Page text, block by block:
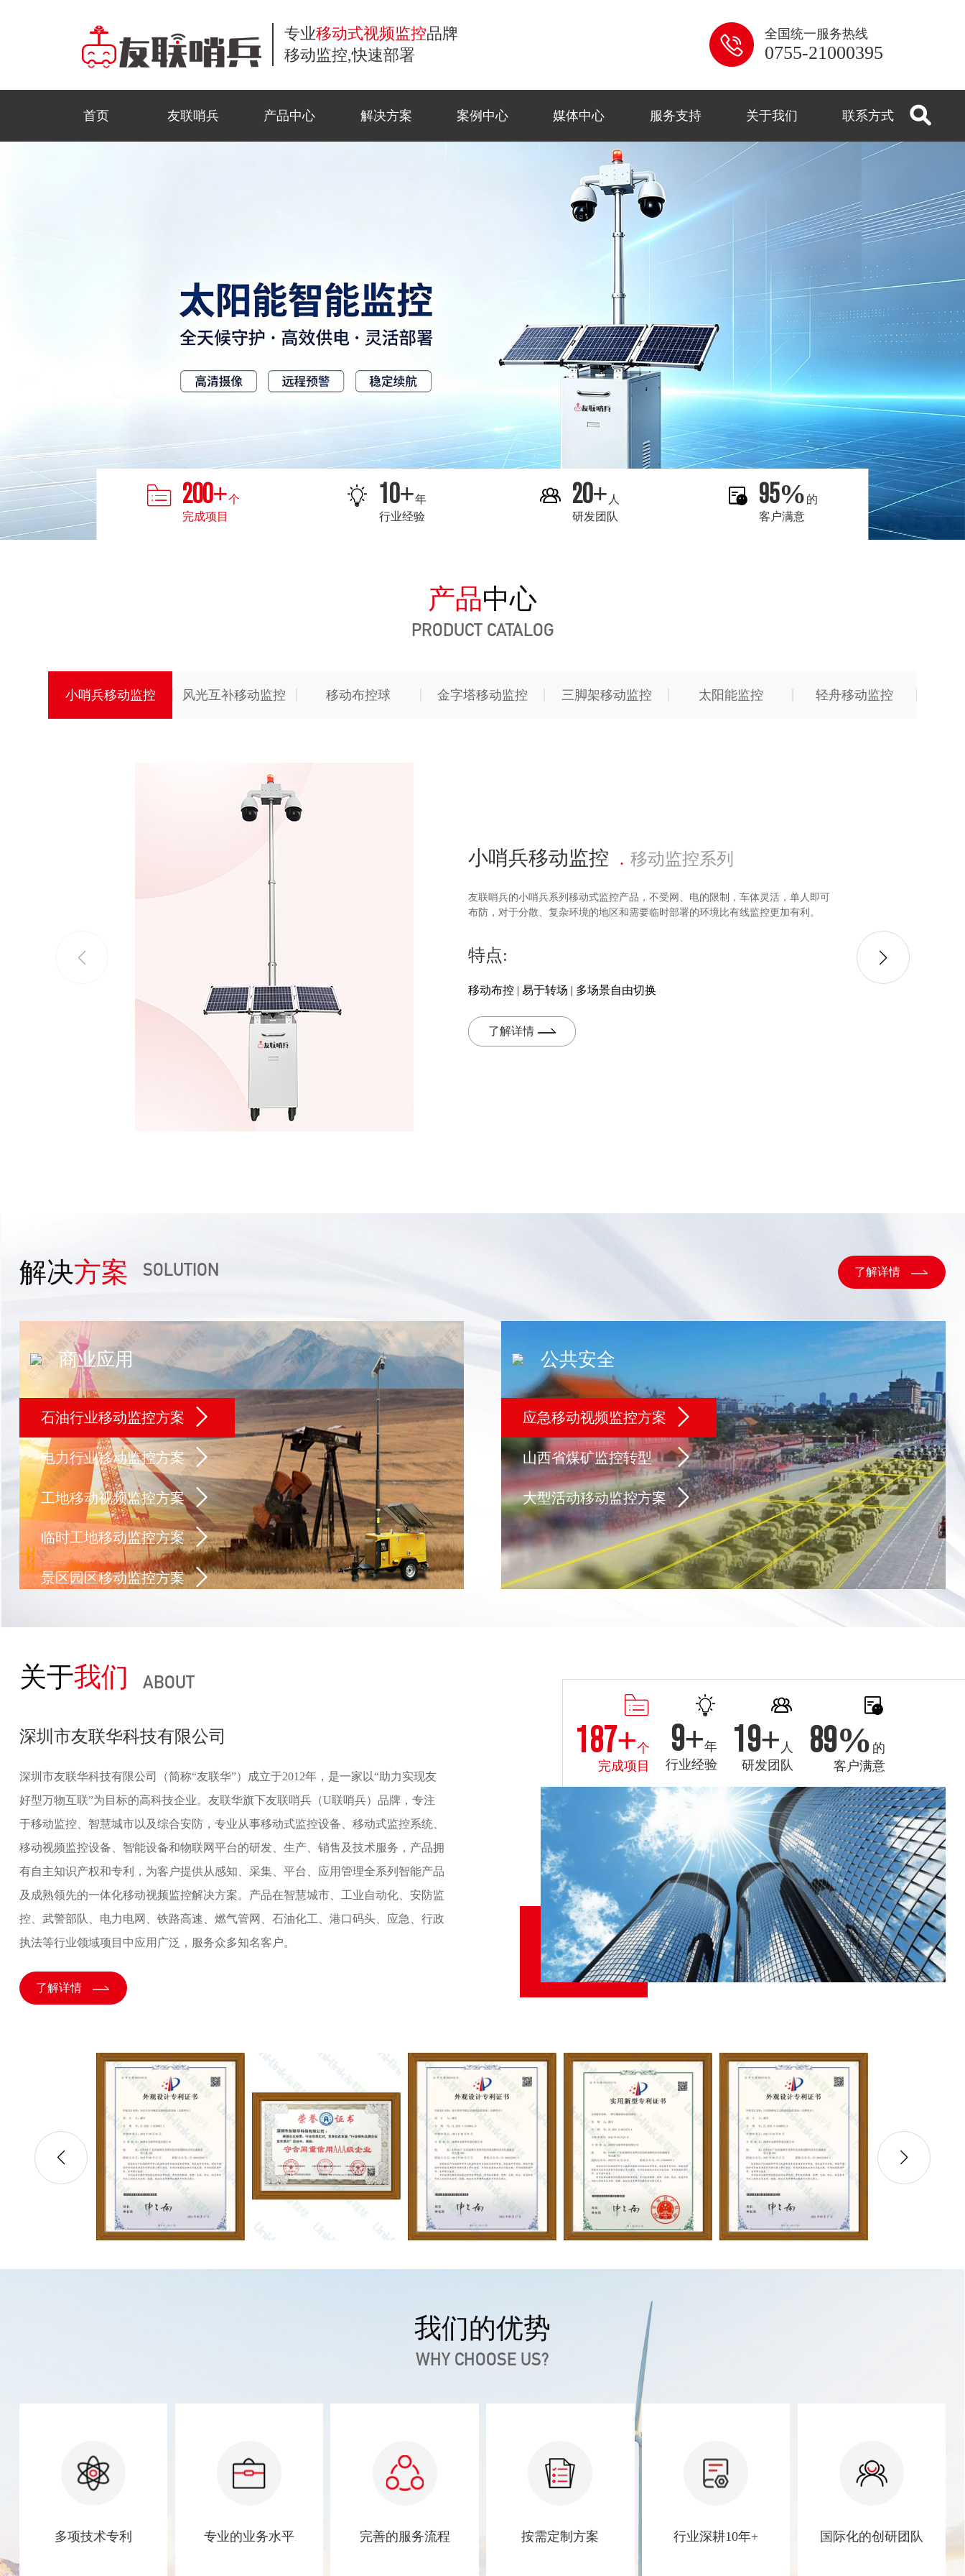
专业移动式视频监控品牌
移动监控,快速部署
全国统一服务热线
0755-21000395
首页 友联哨兵 产品中心
移动监控系列
小哨兵移动监控
三脚架移动监控
太阳能监控
轻舟移动监控
解决方案
商业应用
案例中心
工地监控
园区智测
媒体中心
公司新闻
服务支持
常见问题解答
关于我们 联系方式
联系方式
合作模式
200+个
完成项目
10+年
行业经验
20+ 人
研发团队
95% 的
客户满意
产品中心
PRODUCT CATALOG
小哨兵移动监控 风光互补移动监控 移动布控球 金字塔移动监控 三脚架移动监控 太阳能监控 轻舟移动监控
小哨兵移动监控 移动监控系列
友联哨兵的小哨兵系列移动式监控产品，不受网、电的限制，车体灵活，单人即可
布防，对于分散、复杂环境的地区和需要临时部署的环境比有线监控更加有利。
特点:
移动布控 | 易于转场 | 多场景自由切换
了解详情
解决方案 SOLUTION 了解详情
商业应用
石油行业移动监控方案
电力行业移动监控方案
工地移动视频监控方案
临时工地移动监控方案
景区园区移动监控方案
公共安全
应急移动视频监控方案
山西省煤矿监控转型
大型活动移动监控方案
关于我们 ABOUT
深圳市友联华科技有限公司
深圳市友联华科技有限公司（简称“友联华”）成立于2012年，是一家以“助力实现友
好型万物互联”为目标的高科技企业。友联华旗下友联哨兵（U联哨兵）品牌，专注
于移动监控、智慧城市以及综合安防，专业从事移动式监控设备、移动式监控系统、
移动视频监控设备、智能设备和物联网平台的研发、生产、销售及技术服务，产品拥
有自主知识产权和专利，为客户提供从感知、采集、平台、应用管理全系列智能产品
及成熟领先的一体化移动视频监控解决方案。产品在智慧城市、工业自动化、安防监
控、武警部队、电力电网、铁路高速、燃气管网、石油化工、港口码头、应急、行政
执法等行业领域项目中应用广泛，服务众多知名客户。
了解详情
200+个
完成项目
10+年
行业经验
20+人
研发团队
95%的
客户满意
我们的优势
WHY CHOOSE US?
多项技术专利 专业的业务水平 完善的服务流程 按需定制方案 行业深耕10年+ 国际化的创研团队